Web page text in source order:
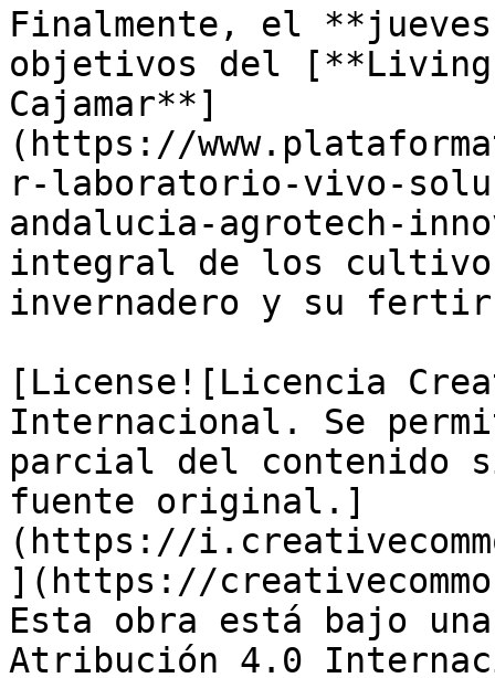
Finalmente, el
objetivos del [**Living
Cajamar**]
(https://
r-laboratorio-vivo-
andalucia-agrotech-
integral de los
invernadero y su
[License![Licencia
Internacional. Se
parcial del contenido
fuente original.]
(https://
](https://
Esta obra está bajo
Atribución 4.0